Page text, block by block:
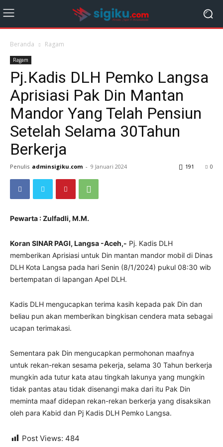
Beranda Ragam
Ragam
Pj.Kadis DLH Pemko Langsa
Aprisiasi Pak Din Mantan
Mandor Yang Telah Pensiun
Setelah Selama 30Tahun
Berkerja
Penulis adminsigiku.com - 9 Januari 2024 0
191
Pewarta : Zulfadli, M.M.
Koran SINAR PAGI, Langsa -Aceh,- Pj. Kadis DLH
memberikan Aprisiasi untuk Din mantan mandor mobil di Dinas
DLH Kota Langsa pada hari Senin (8/1/2024) pukul 08:30 wib
bertempatan di lapangan Apel DLH.
Kadis DLH mengucapkan terima kasih kepada pak Din dan
beliau pun akan memberikan bingkisan cendera mata sebagai
ucapan terimakasi.
Sementara pak Din mengucapkan permohonan maafnya
untuk rekan-rekan sesama pekerja, selama 30 Tahun berkerja
mungkin ada tutur kata atau tingkah lakunya yang mungkin
tidak pantas atau tidak disenangi maka dari itu Pak Din
meminta maaf didepan rekan-rekan berkerja yang disaksikan
oleh para Kabid dan Pj Kadis DLH Pemko Langsa.
Post Views: 484